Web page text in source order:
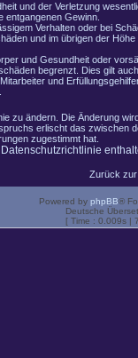
und der Verletzung
Gewinn.
Verhalten oder bei
und im übrigen der
und Gesundheit oder
begrenzt. Dies gilt
und
zu ändern. Die Änderung
erlischt das zwischen
zugestimmt hat.
Zurück zur
Powered by phpBB®
Deutsche
[ Time : 0.009s |